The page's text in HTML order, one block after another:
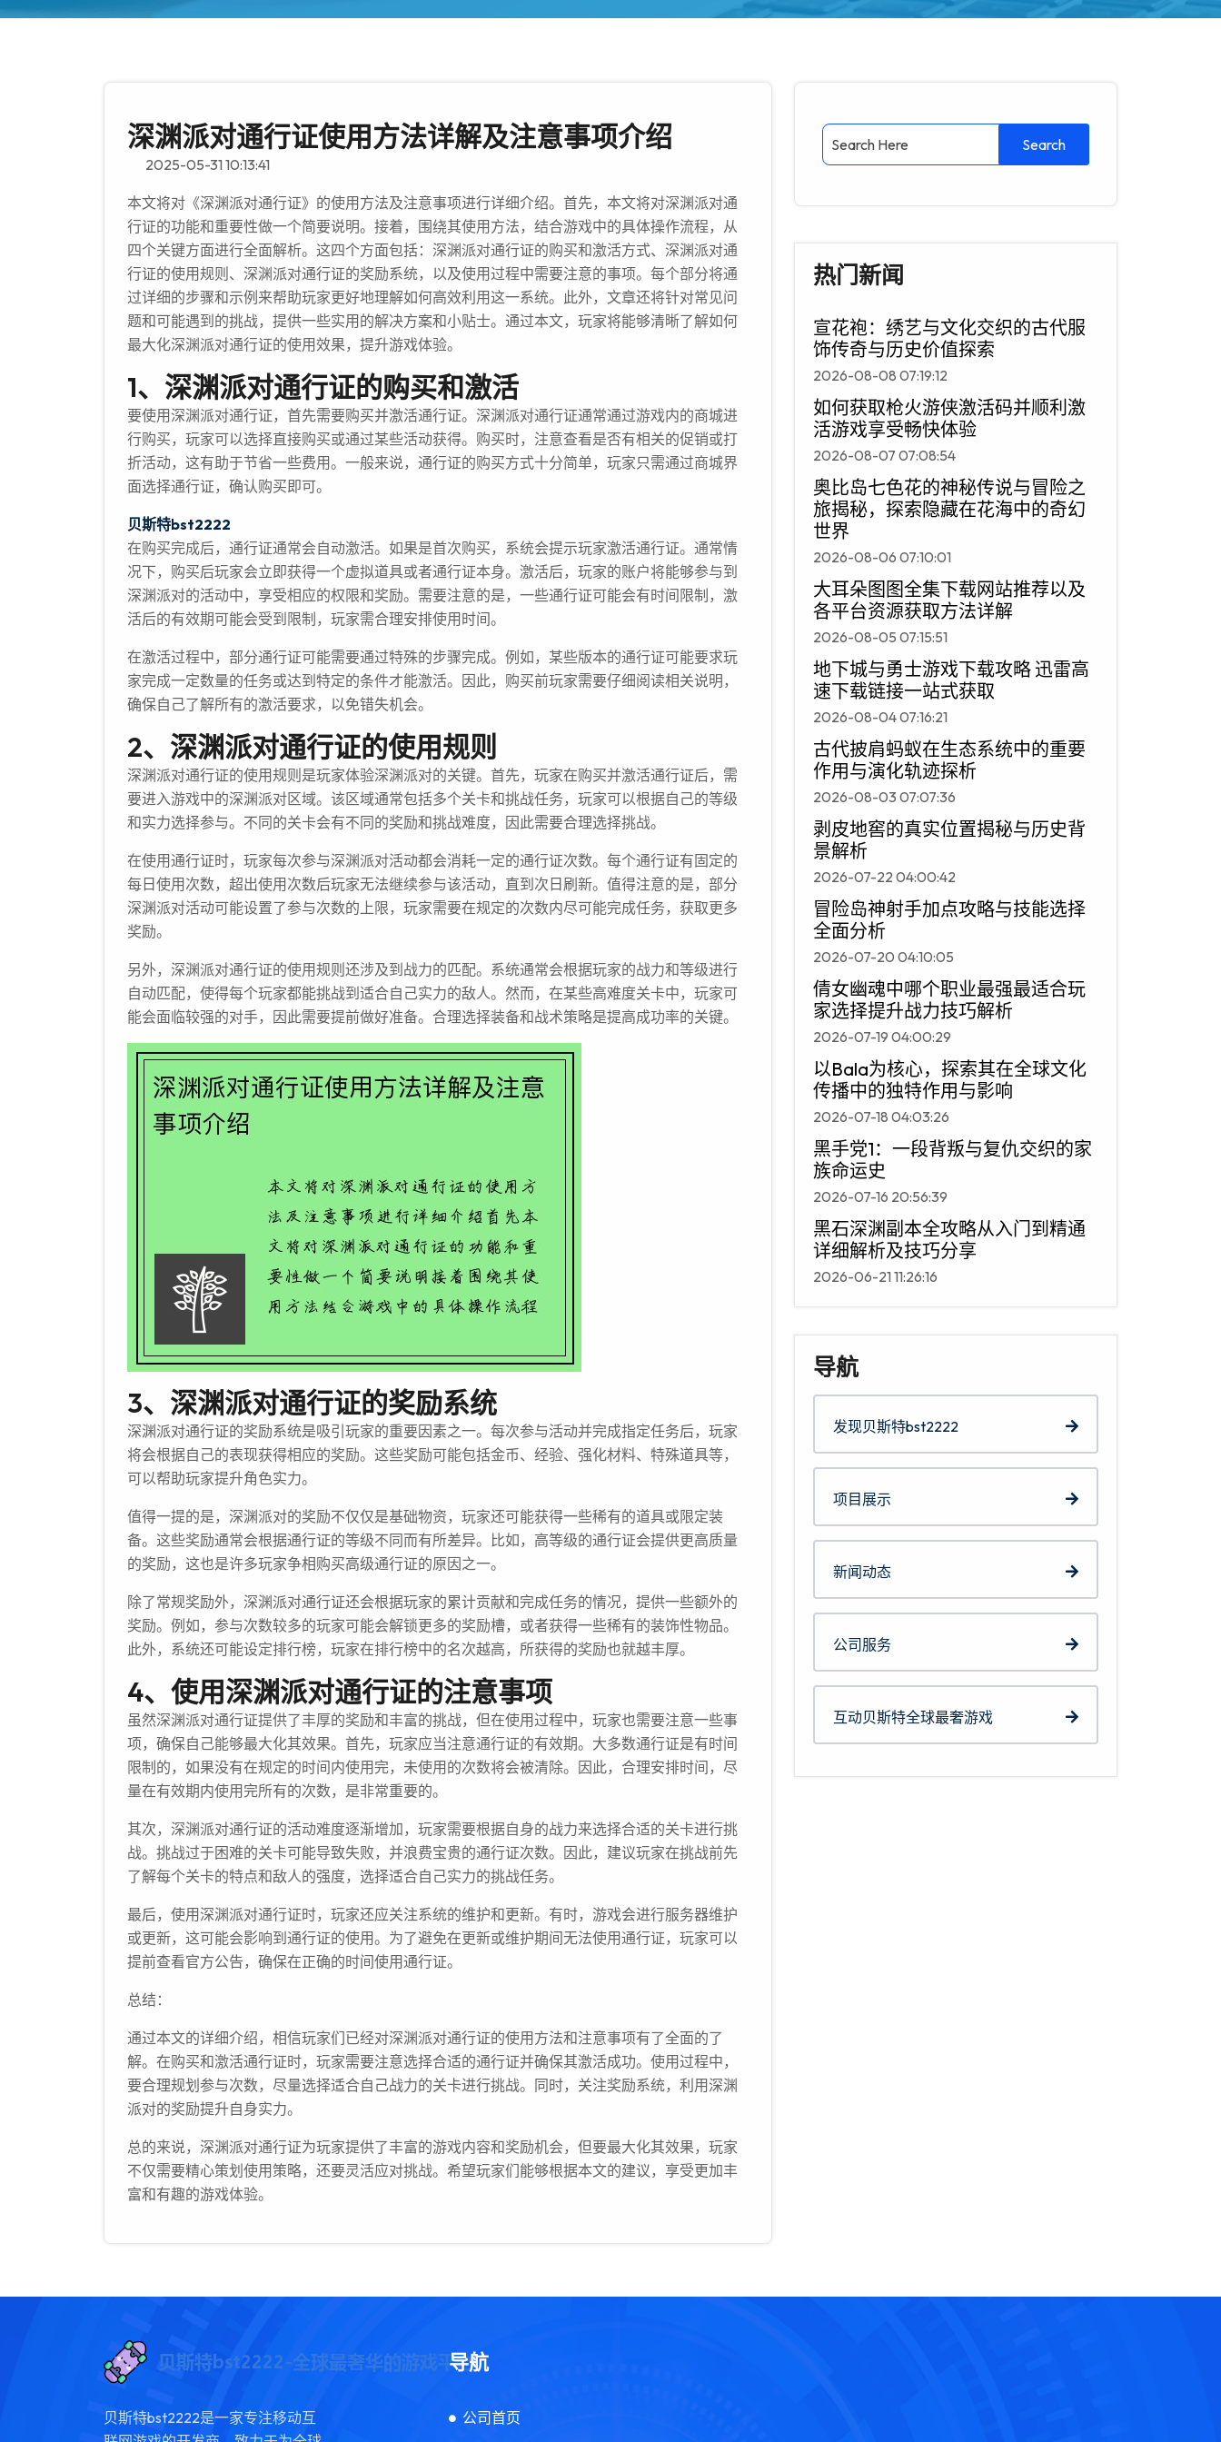
深渊派对通行证使用方法详解及注意事项介绍
2025-05-31 10:13:41
本文将对《深渊派对通行证》的使用方法及注意事项进行详细介绍。首先，本文将对深渊派对通
行证的功能和重要性做一个简要说明。接着，围绕其使用方法，结合游戏中的具体操作流程，从
四个关键方面进行全面解析。这四个方面包括：深渊派对通行证的购买和激活方式、深渊派对通
行证的使用规则、深渊派对通行证的奖励系统，以及使用过程中需要注意的事项。每个部分将通
过详细的步骤和示例来帮助玩家更好地理解如何高效利用这一系统。此外，文章还将针对常见问
题和可能遇到的挑战，提供一些实用的解决方案和小贴士。通过本文，玩家将能够清晰了解如何
最大化深渊派对通行证的使用效果，提升游戏体验。
1、深渊派对通行证的购买和激活
要使用深渊派对通行证，首先需要购买并激活通行证。深渊派对通行证通常通过游戏内的商城进
行购买，玩家可以选择直接购买或通过某些活动获得。购买时，注意查看是否有相关的促销或打
折活动，这有助于节省一些费用。一般来说，通行证的购买方式十分简单，玩家只需通过商城界
面选择通行证，确认购买即可。
贝斯特bst2222
在购买完成后，通行证通常会自动激活。如果是首次购买，系统会提示玩家激活通行证。通常情
况下，购买后玩家会立即获得一个虚拟道具或者通行证本身。激活后，玩家的账户将能够参与到
深渊派对的活动中，享受相应的权限和奖励。需要注意的是，一些通行证可能会有时间限制，激
活后的有效期可能会受到限制，玩家需合理安排使用时间。
在激活过程中，部分通行证可能需要通过特殊的步骤完成。例如，某些版本的通行证可能要求玩
家完成一定数量的任务或达到特定的条件才能激活。因此，购买前玩家需要仔细阅读相关说明，
确保自己了解所有的激活要求，以免错失机会。
2、深渊派对通行证的使用规则
深渊派对通行证的使用规则是玩家体验深渊派对的关键。首先，玩家在购买并激活通行证后，需
要进入游戏中的深渊派对区域。该区域通常包括多个关卡和挑战任务，玩家可以根据自己的等级
和实力选择参与。不同的关卡会有不同的奖励和挑战难度，因此需要合理选择挑战。
在使用通行证时，玩家每次参与深渊派对活动都会消耗一定的通行证次数。每个通行证有固定的
每日使用次数，超出使用次数后玩家无法继续参与该活动，直到次日刷新。值得注意的是，部分
深渊派对活动可能设置了参与次数的上限，玩家需要在规定的次数内尽可能完成任务，获取更多
奖励。
另外，深渊派对通行证的使用规则还涉及到战力的匹配。系统通常会根据玩家的战力和等级进行
自动匹配，使得每个玩家都能挑战到适合自己实力的敌人。然而，在某些高难度关卡中，玩家可
能会面临较强的对手，因此需要提前做好准备。合理选择装备和战术策略是提高成功率的关键。
3、深渊派对通行证的奖励系统
深渊派对通行证的奖励系统是吸引玩家的重要因素之一。每次参与活动并完成指定任务后，玩家
将会根据自己的表现获得相应的奖励。这些奖励可能包括金币、经验、强化材料、特殊道具等，
可以帮助玩家提升角色实力。
值得一提的是，深渊派对的奖励不仅仅是基础物资，玩家还可能获得一些稀有的道具或限定装
备。这些奖励通常会根据通行证的等级不同而有所差异。比如，高等级的通行证会提供更高质量
的奖励，这也是许多玩家争相购买高级通行证的原因之一。
除了常规奖励外，深渊派对通行证还会根据玩家的累计贡献和完成任务的情况，提供一些额外的
奖励。例如，参与次数较多的玩家可能会解锁更多的奖励槽，或者获得一些稀有的装饰性物品。
此外，系统还可能设定排行榜，玩家在排行榜中的名次越高，所获得的奖励也就越丰厚。
4、使用深渊派对通行证的注意事项
虽然深渊派对通行证提供了丰厚的奖励和丰富的挑战，但在使用过程中，玩家也需要注意一些事
项，确保自己能够最大化其效果。首先，玩家应当注意通行证的有效期。大多数通行证是有时间
限制的，如果没有在规定的时间内使用完，未使用的次数将会被清除。因此，合理安排时间，尽
量在有效期内使用完所有的次数，是非常重要的。
其次，深渊派对通行证的活动难度逐渐增加，玩家需要根据自身的战力来选择合适的关卡进行挑
战。挑战过于困难的关卡可能导致失败，并浪费宝贵的通行证次数。因此，建议玩家在挑战前先
了解每个关卡的特点和敌人的强度，选择适合自己实力的挑战任务。
最后，使用深渊派对通行证时，玩家还应关注系统的维护和更新。有时，游戏会进行服务器维护
或更新，这可能会影响到通行证的使用。为了避免在更新或维护期间无法使用通行证，玩家可以
提前查看官方公告，确保在正确的时间使用通行证。
总结：
通过本文的详细介绍，相信玩家们已经对深渊派对通行证的使用方法和注意事项有了全面的了
解。在购买和激活通行证时，玩家需要注意选择合适的通行证并确保其激活成功。使用过程中，
要合理规划参与次数，尽量选择适合自己战力的关卡进行挑战。同时，关注奖励系统，利用深渊
派对的奖励提升自身实力。
总的来说，深渊派对通行证为玩家提供了丰富的游戏内容和奖励机会，但要最大化其效果，玩家
不仅需要精心策划使用策略，还要灵活应对挑战。希望玩家们能够根据本文的建议，享受更加丰
富和有趣的游戏体验。
热门新闻
宣花袍：绣艺与文化交织的古代服
饰传奇与历史价值探索
2026-08-08 07:19:12
如何获取枪火游侠激活码并顺利激
活游戏享受畅快体验
2026-08-07 07:08:54
奥比岛七色花的神秘传说与冒险之
旅揭秘，探索隐藏在花海中的奇幻
世界
2026-08-06 07:10:01
大耳朵图图全集下载网站推荐以及
各平台资源获取方法详解
2026-08-05 07:15:51
地下城与勇士游戏下载攻略 迅雷高
速下载链接一站式获取
2026-08-04 07:16:21
古代披肩蚂蚁在生态系统中的重要
作用与演化轨迹探析
2026-08-03 07:07:36
剥皮地窖的真实位置揭秘与历史背
景解析
2026-07-22 04:00:42
冒险岛神射手加点攻略与技能选择
全面分析
2026-07-20 04:10:05
倩女幽魂中哪个职业最强最适合玩
家选择提升战力技巧解析
2026-07-19 04:00:29
以Bala为核心，探索其在全球文化
传播中的独特作用与影响
2026-07-18 04:03:26
黑手党1：一段背叛与复仇交织的家
族命运史
2026-07-16 20:56:39
黑石深渊副本全攻略从入门到精通
详细解析及技巧分享
2026-06-21 11:26:16
导航
发现贝斯特bst2222
项目展示
新闻动态
公司服务
互动贝斯特全球最奢游戏
贝斯特bst2222是一家专注移动互
导航
公司首页